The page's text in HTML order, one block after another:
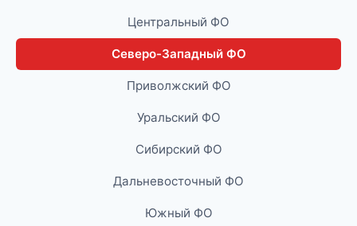
Центральный ФО
Северо-Западный ФО
Приволжский ФО
Уральский ФО
Сибирский ФО
Дальневосточный ФО
Южный ФО